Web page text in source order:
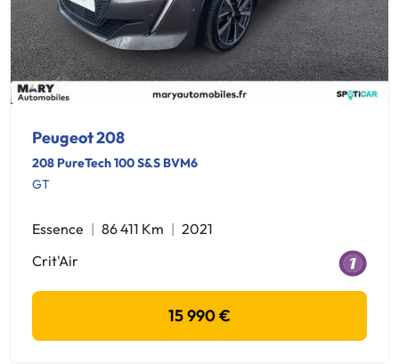
Peugeot 208
208 PureTech 100 S&S BVM6
GT
Essence 86 411 Km
2021
Crit'Air
15 990 €